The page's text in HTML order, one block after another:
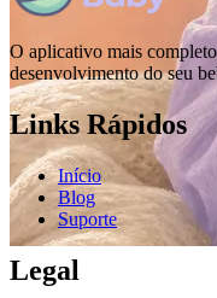
O aplicativo mais
desenvolvimento do seu
Links Rápidos
Início
Blog
Suporte
Legal